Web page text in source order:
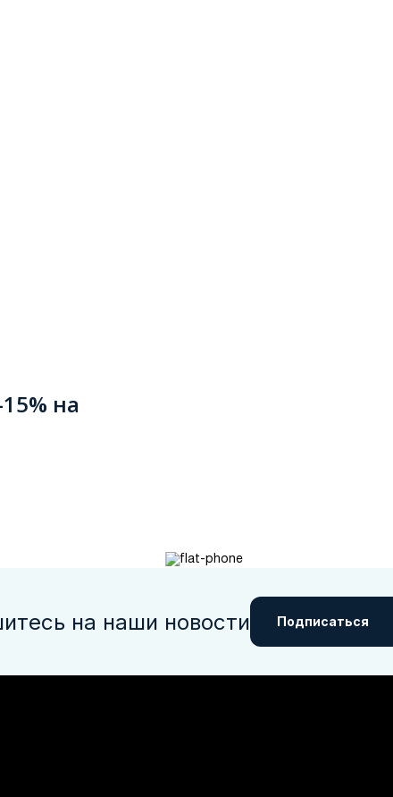
на
на наши новости Подписаться